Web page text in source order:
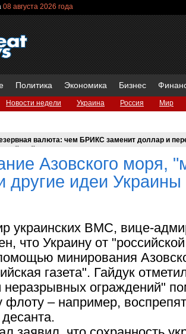
08 августа 2026 года
Новости недели Украина Россия
Мир
Политика Экономика Бизнес
валюта: чем БРИКС заменит доллар и
Азовского моря,
другие идеи
украинских ВМС, вице-
что Украину от
минирования
газета". Гайдук
неразрывных ограждений"
флоту – например,
десанта.